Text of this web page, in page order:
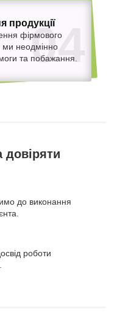
04
продукції
фірмового
ми неодмінно
та побажання.
до виконання
роботи